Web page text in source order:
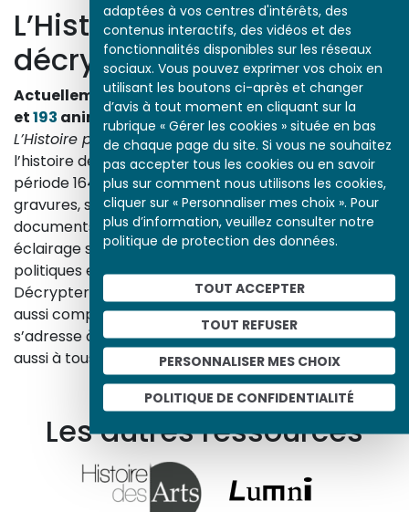
adaptées à vos centres d'intérêts, des
contenus interactifs, des vidéos et des
fonctionnalités disponibles sur les réseaux
sociaux. Vous pouvez exprimer vos choix en
utilisant les boutons ci-après et changer
d’avis à tout moment en cliquant sur la
rubrique « Gérer les cookies » située en bas
de chaque page du site. Si vous ne souhaitez
pas accepter tous les cookies ou en savoir
plus sur comment nous utilisons les cookies,
cliquer sur « Personnaliser mes choix ». Pour
plus d’information, veuillez consulter notre
politique de protection des données.
TOUT ACCEPTER
TOUT REFUSER
PERSONNALISER MES CHOIX
POLITIQUE DE CONFIDENTIALITÉ
L’Histoire par l’image
décrypte l’histoire
Actuellement en ligne3153œuvres, 1748études
et193 animations.
L’Histoire par l’imageexplore les événements de
l’histoire de France et les évolutions majeures de la
période 1643-1945. À travers des peintures, dessins,
gravures, sculptures, photographies, affiches,
documents d’archives, nos études proposent un
éclairage sur les réalités sociales, économiques,
politiques et culturelles d’une époque.
Décrypter les images et les événements d’hier, c’est
aussi comprendre ceux d’aujourd’hui. Un site qui
s’adresse à tous, famille, enseignants, élèves… mais
aussi à tous les curieux, amateurs d’art et d’histoire.
En savoir plus sur le projet
Les autres ressources